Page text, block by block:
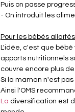
Puis on passe
- On introduit les
Pour les bébés allaités
L'idée, c'est que
apports nutritionnels
couvre encore plus
Si la maman n'est
Ainsi l'OMS
La diversification est